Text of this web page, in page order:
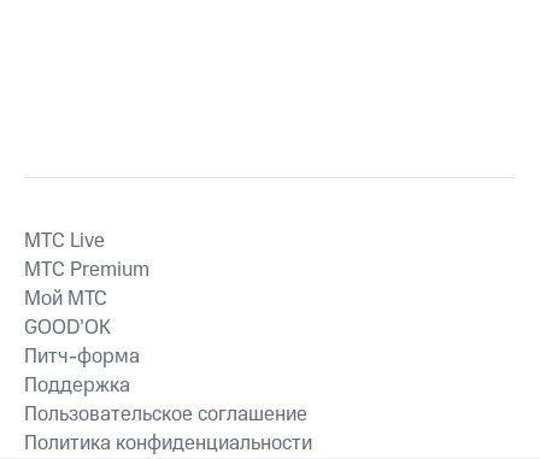
MTС Live
MTС Premium
Мой МТС
GOOD’OK
Питч-форма
Поддержка
Пользовательское соглашение
Политика конфиденциальности